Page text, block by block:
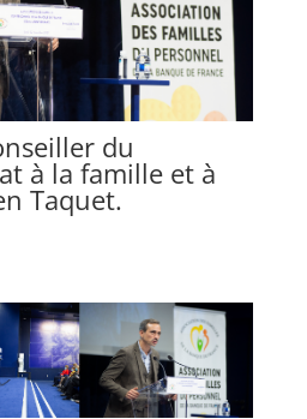
du
à la famille et à
Taquet.